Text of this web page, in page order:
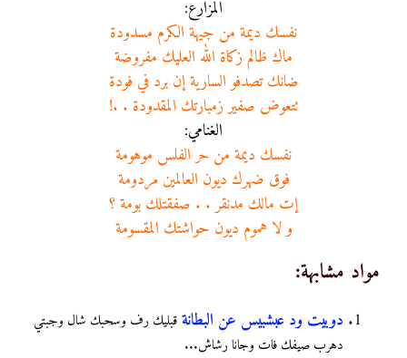
المزارع:
نفسك ديمة من جيهة الكرم مسدودة
ماك ظالم زكاة الله العليك مفروضة
ضانك تصدفو السارية إن برد في فودة
تتعوض صفير زمبارتك المقدودة . .!
الغنامي:
نفسك ديمة من حر الفلس موهومة
فوق ضهرك ديون العالمين مردومة
إت مالك مدنقر . . صفقتلك بومة ؟
و لا هموم ديون حواشتك المقسومة
مواد مشابهة:
دوبيت ود عبشبيس عن البطانةقبليك ﺭﻑ ﻭﺳﺤﺒﻚ ﺷﺎﻝ ﻭﺟﺒﺘﻲ
ﺩﻫﺮﺏ ﺻﻴﻔﻚ ﻓﺎﺕ ﻭﺟﺎﻧﺎ ﺭﺷﺎﺵ...